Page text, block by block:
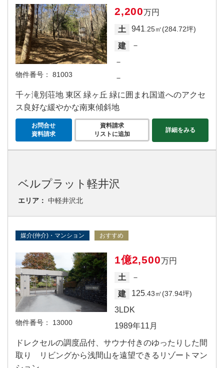
物件番号： 81003
2,200万円
土
941 .25㎡(284.72坪)
建
－
－
－
千ヶ滝別荘地 東区 緑ヶ丘 緑に囲まれ国道へのアクセ
ス良好な緩やかな南東傾斜地
お問合せ
資料請求
資料請求
リストに追加
詳細をみる
ベルプラット軽井沢
エリア： 中軽井沢北
媒介(仲介)・マンション おすすめ
物件番号： 13000
1億2,500万円
土
－
建
125.43㎡(37.94坪)
3LDK
1989年11月
ドレクセルの調度品付、サウナ付きのゆったりした間
取り リビングから浅間山を遠望できるリゾートマン